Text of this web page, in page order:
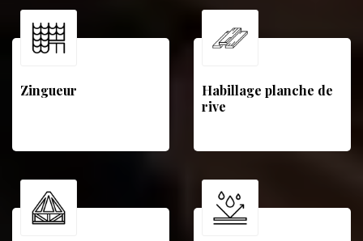
Zingueur
Habillage planche de
rive